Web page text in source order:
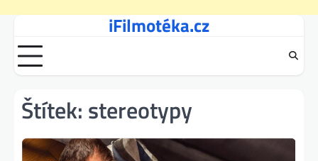
content
iFilmotéka.cz
Štítek: stereotypy